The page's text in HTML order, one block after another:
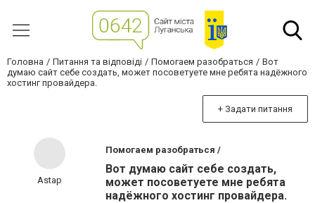
Головна Питання та відповіді Помогаем разобраться
Вот
думаю сайт себе создать, может посоветуете мне ребята надёжного
хостинг провайдера.
+ Задати питання
Astap
Помогаем разобраться /
Вот думаю сайт себе создать,
может посоветуете мне ребята
надёжного хостинг провайдера.